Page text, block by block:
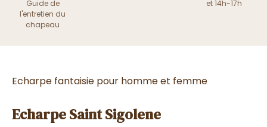
Guide de
l'entretien du
chapeau
et 14h-17h
Echarpe fantaisie pour homme et femme
Echarpe Saint Sigolene